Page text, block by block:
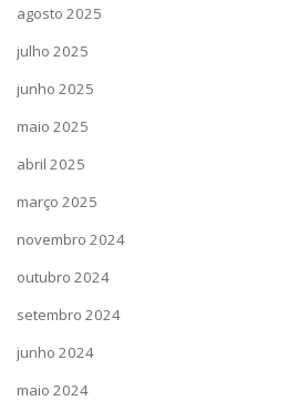
agosto 2025
julho 2025
junho 2025
maio 2025
abril 2025
março 2025
novembro 2024
outubro 2024
setembro 2024
junho 2024
maio 2024